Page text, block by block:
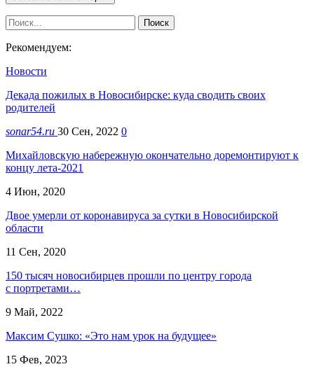
Рекомендуем:
Новости
Декада пожилых в Новосибирске: куда сводить своих
родителей
sonar54.ru 30 Сен, 2022 0
Михайловскую набережную окончательно доремонтируют к
концу лета-2021
4 Июн, 2020
Двое умерли от коронавируса за сутки в Новосибирской
области
11 Сен, 2020
150 тысяч новосибирцев прошли по центру города
с портретами…
9 Май, 2022
Максим Сушко: «Это нам урок на будущее»
15 Фев, 2023